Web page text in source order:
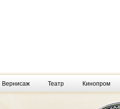
Вернисаж Театр Кинопром